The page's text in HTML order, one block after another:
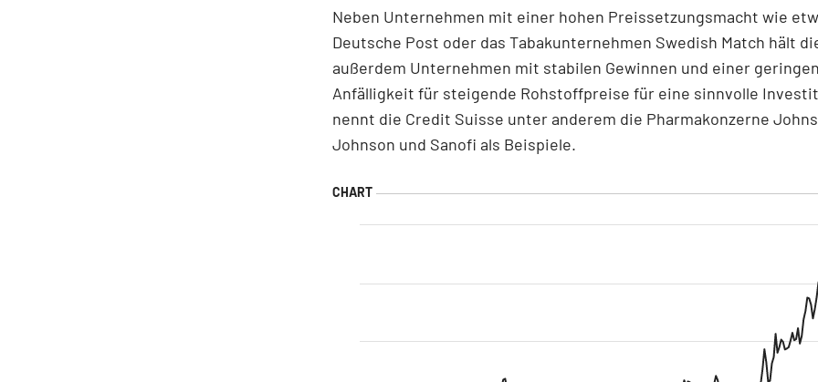
Neben Unternehmen mit einer hohen Preissetzungsmacht wie
Deutsche Post oder das Tabakunternehmen Swedish Match hält
außerdem Unternehmen mit stabilen Gewinnen und einer geringen
Anfälligkeit für steigende Rohstoffpreise für eine sinnvolle
nennt die Credit Suisse unter anderem die Pharmakonzerne
Johnson und Sanofi als Beispiele.